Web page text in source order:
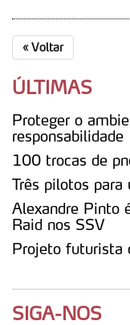
« Voltar
ÚLTIMAS
Proteger o
responsabilidade
100 trocas de
Três pilotos
Alexandre Pinto
Raid nos SSV
Projeto futurista
SIGA-NOS